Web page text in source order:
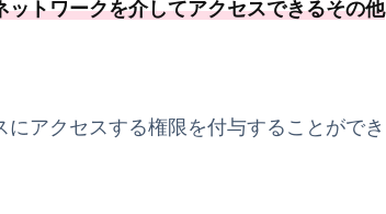
ットワークを介してアクセスできるその他
アクセスする権限を付与することができ